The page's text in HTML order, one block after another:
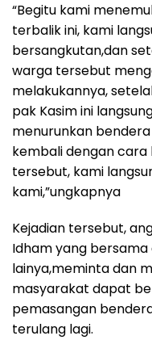
“Begitu kami
terbalik ini, kami
bersangkutan,dan
warga tersebut
melakukannya,
pak Kasim ini
menurunkan
kembali dengan cara
tersebut, kami
kami,”ungkapnya
Kejadian tersebut,
Idham yang bersama
lainya,meminta dan
masyarakat dapat
pemasangan
terulang lagi.